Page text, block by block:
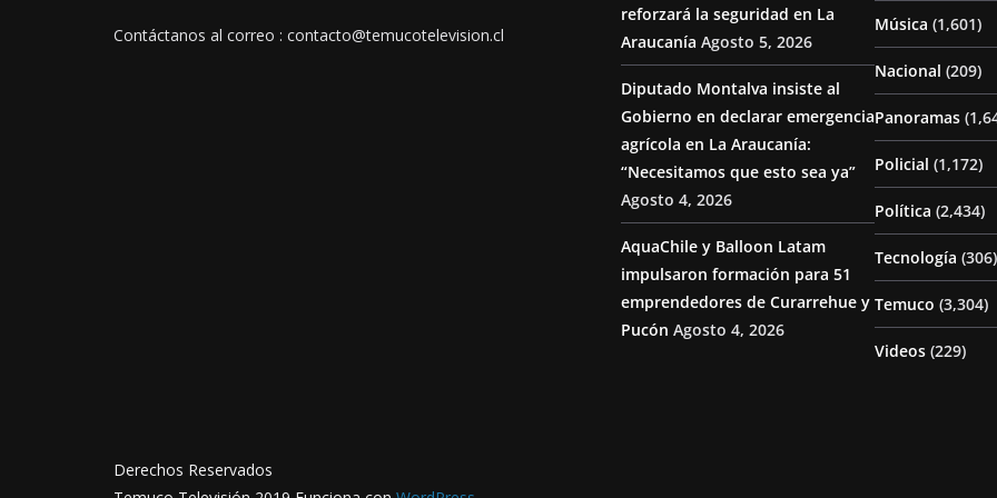
Contáctanos al correo : contacto@temucotelevision.cl
reforzará la seguridad en La
Araucanía Agosto 5, 2026
Diputado Montalva insiste al
Gobierno en declarar emergencia
agrícola en La Araucanía:
“Necesitamos que esto sea ya”
Agosto 4, 2026
AquaChile y Balloon Latam
impulsaron formación para 51
emprendedores de Curarrehue y
Pucón Agosto 4, 2026
Música (1,601)
Nacional (209)
Panoramas
Policial (1,172)
Política (2,434)
Tecnología (306)
Temuco (3,304)
Videos (229)
Derechos Reservados